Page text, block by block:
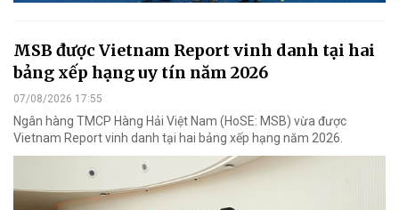
MSB được Vietnam Report vinh danh tại hai
bảng xếp hạng uy tín năm 2026
07/08/2026 17:55
Ngân hàng TMCP Hàng Hải Việt Nam (HoSE: MSB) vừa được
Vietnam Report vinh danh tại hai bảng xếp hạng năm 2026.